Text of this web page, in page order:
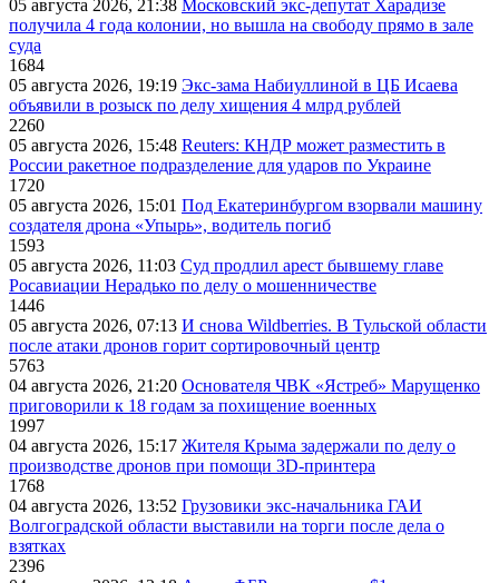
05 августа 2026, 21:38 Московский экс-депутат Харадизе
получила 4 года колонии, но вышла на свободу прямо в зале
суда
1684
05 августа 2026, 19:19 Экс-зама Набиуллиной в ЦБ Исаева
объявили в розыск по делу хищения 4 млрд рублей
2260
05 августа 2026, 15:48 Reuters: КНДР может разместить в
России ракетное подразделение для ударов по Украине
1720
05 августа 2026, 15:01 Под Екатеринбургом взорвали машину
создателя дрона «Упырь», водитель погиб
1593
05 августа 2026, 11:03 Суд продлил арест бывшему главе
Росавиации Нерадько по делу о мошенничестве
1446
05 августа 2026, 07:13 И снова Wildberries. В Тульской области
после атаки дронов горит сортировочный центр
5763
04 августа 2026, 21:20 Основателя ЧВК «Ястреб» Марущенко
приговорили к 18 годам за похищение военных
1997
04 августа 2026, 15:17 Жителя Крыма задержали по делу о
производстве дронов при помощи 3D‑принтера
1768
04 августа 2026, 13:52 Грузовики экс-начальника ГАИ
Волгоградской области выставили на торги после дела о
взятках
2396